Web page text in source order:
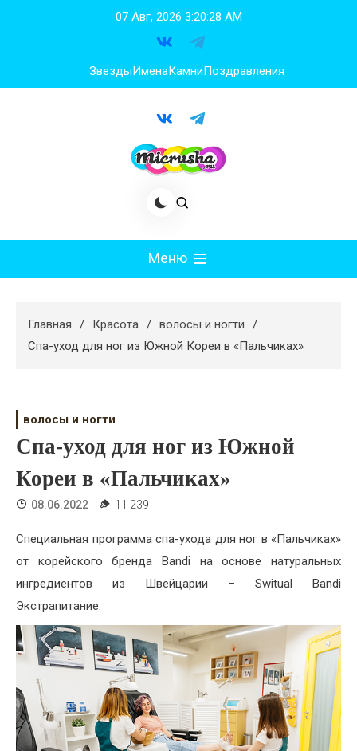
07 Авг, 2026 3:20:29 AM
ЗвездыИменаКамниПоздравления
Меню
Худеем
Жизнь
Хобби
Красота
Недвижимость
Главная Красота
волосы и ногти
Спа-уход для ног из Южной Кореи в «Пальчиках»
волосы и ногти
Спа-уход для ног из Южной
Кореи в «Пальчиках»
08.06.2022 11 239
Специальная программа спа-ухода для ног в «Пальчиках»
от корейского бренда Bandi на основе натуральных
ингредиентов из Швейцарии – Switual Bandi
Экстрапитание.